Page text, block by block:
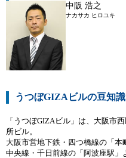
中阪 浩之
ナカサカ ヒロユキ
うつぼGIZAビルの豆知識
「うつぼGIZAビル」は、大阪市
所ビル。
大阪市営地下鉄・四つ橋線の「本
中央線・千日前線の「阿波座駅」